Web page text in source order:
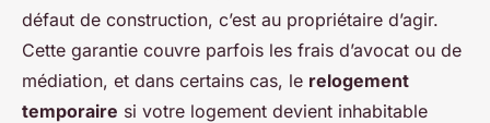
défaut de construction, c’est au propriétaire d’agir.
Cette garantie couvre parfois les frais d’avocat ou de
médiation, et dans certains cas, le relogement
temporaire si votre logement devient inhabitable